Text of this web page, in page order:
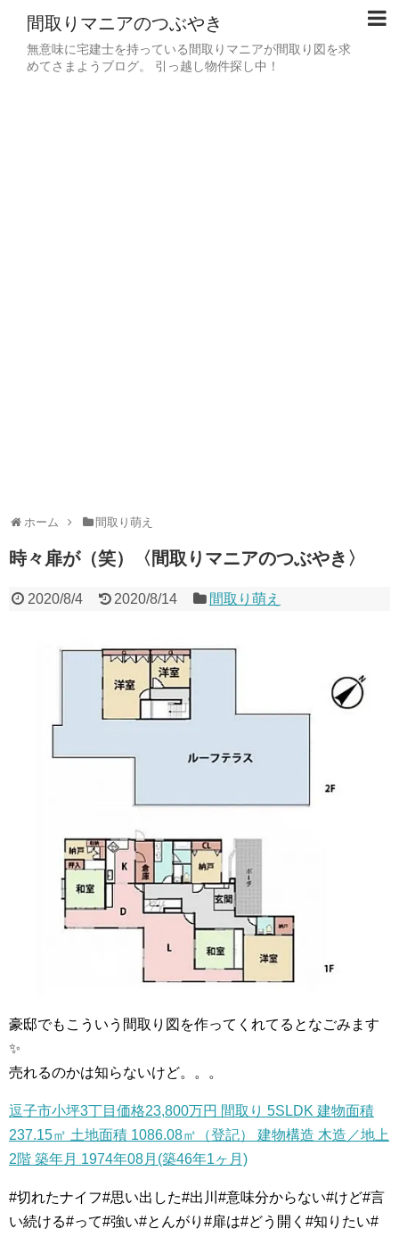
間取りマニアのつぶやき
無意味に宅建士を持っている間取りマニアが間取り図を求
めてさまようブログ。 引っ越し物件探し中！
ホーム 間取り萌え
時々扉が（笑）〈間取りマニアのつぶやき〉
2020/8/4 2020/8/14 間取り萌え
豪邸でもこういう間取り図を作ってくれてるとなごみます
✨
売れるのかは知らないけど。。。
逗子市小坪3丁目価格23,800万円 間取り 5SLDK 建物面積
237.15㎡ 土地面積 1086.08㎡（登記） 建物構造 木造／地上
2階 築年月 1974年08月(築46年1ヶ月)
#切れたナイフ#思い出した#出川#意味分からない#けど#言
い続ける#って#強い#とんがり#扉は#どう開く#知りたい#